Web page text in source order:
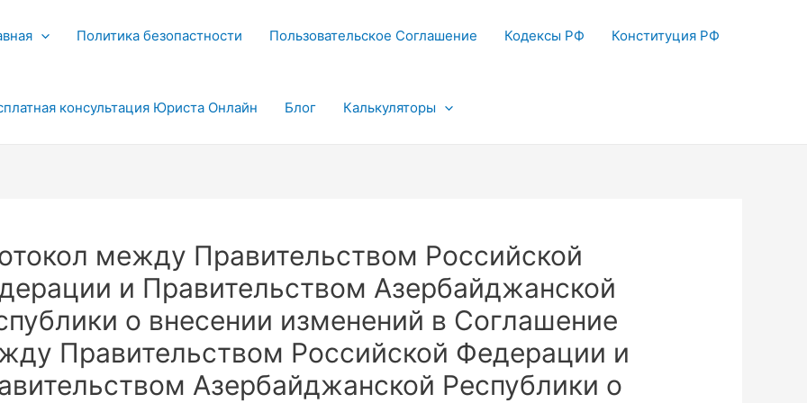
Политика безопастности Пользовательское Соглашение Кодексы РФ Конституция РФ
консультация Юриста Онлайн Блог Калькуляторы
между Правительством Российской
и Правительством Азербайджанской
о внесении изменений в Соглашение
Правительством Российской Федерации и
Азербайджанской Республики о